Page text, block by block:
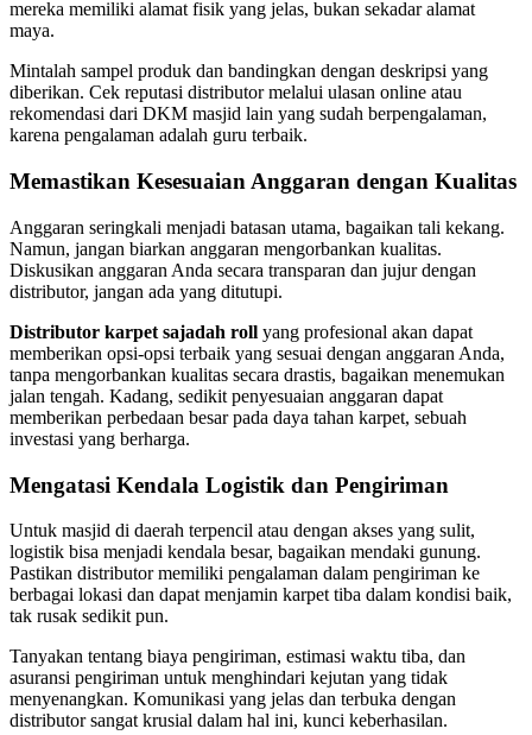
mereka memiliki alamat fisik yang jelas, bukan sekadar alamat
maya.
Mintalah sampel produk dan bandingkan dengan deskripsi yang
diberikan. Cek reputasi distributor melalui ulasan online atau
rekomendasi dari DKM masjid lain yang sudah berpengalaman,
karena pengalaman adalah guru terbaik.
Memastikan Kesesuaian Anggaran dengan Kualitas
Anggaran seringkali menjadi batasan utama, bagaikan tali kekang.
Namun, jangan biarkan anggaran mengorbankan kualitas.
Diskusikan anggaran Anda secara transparan dan jujur dengan
distributor, jangan ada yang ditutupi.
Distributor karpet sajadah roll yang profesional akan dapat
memberikan opsi-opsi terbaik yang sesuai dengan anggaran Anda,
tanpa mengorbankan kualitas secara drastis, bagaikan menemukan
jalan tengah. Kadang, sedikit penyesuaian anggaran dapat
memberikan perbedaan besar pada daya tahan karpet, sebuah
investasi yang berharga.
Mengatasi Kendala Logistik dan Pengiriman
Untuk masjid di daerah terpencil atau dengan akses yang sulit,
logistik bisa menjadi kendala besar, bagaikan mendaki gunung.
Pastikan distributor memiliki pengalaman dalam pengiriman ke
berbagai lokasi dan dapat menjamin karpet tiba dalam kondisi baik,
tak rusak sedikit pun.
Tanyakan tentang biaya pengiriman, estimasi waktu tiba, dan
asuransi pengiriman untuk menghindari kejutan yang tidak
menyenangkan. Komunikasi yang jelas dan terbuka dengan
distributor sangat krusial dalam hal ini, kunci keberhasilan.